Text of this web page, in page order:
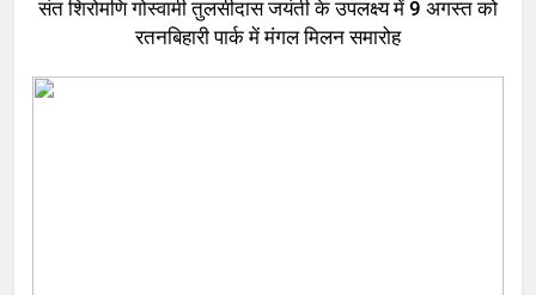
संत शिरोमणि गोस्वामी तुलसीदास जयंती के उपलक्ष्य में 9 अगस्त को
रतनबिहारी पार्क में मंगल मिलन समारोह